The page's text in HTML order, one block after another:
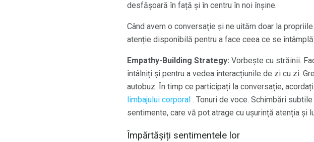
desfășoară în față și în centru în noi înșine.
Când avem o conversație și ne uităm doar la
atenție disponibilă pentru a face ceea ce se
Empathy-Building Strategy: Vorbește cu străinii.
întâlniți și pentru a vedea interacțiunile de zi cu zi.
autobuz. În timp ce participați la conversație,
limbajului corporal . Tonuri de voce. Schimbări
sentimente, care vă pot atrage cu ușurință atenția și
Împărtășiți sentimentele lor